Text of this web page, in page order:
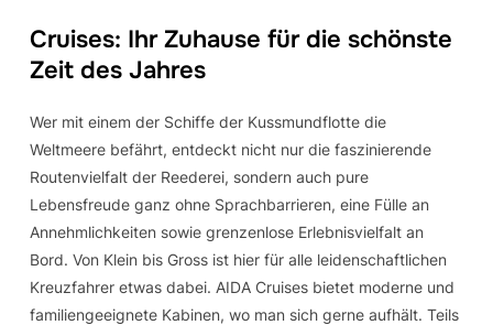
Cruises: Ihr Zuhause für die schönste
Zeit des Jahres
Wer mit einem der Schiffe der Kussmundflotte die
Weltmeere befährt, entdeckt nicht nur die faszinierende
Routenvielfalt der Reederei, sondern auch pure
Lebensfreude ganz ohne Sprachbarrieren, eine Fülle an
Annehmlichkeiten sowie grenzenlose Erlebnisvielfalt an
Bord. Von Klein bis Gross ist hier für alle leidenschaftlichen
Kreuzfahrer etwas dabei. AIDA Cruises bietet moderne und
familiengeeignete Kabinen, wo man sich gerne aufhält. Teils